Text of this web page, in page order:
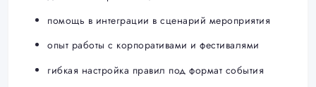
помощь в интеграции в сценарий мероприятия
опыт работы с корпоративами и фестивалями
гибкая настройка правил под формат события